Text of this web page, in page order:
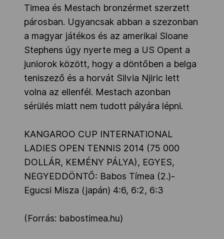
Timea és Mestach bronzérmet szerzett
párosban. Ugyancsak abban a szezonban
a magyar játékos és az amerikai Sloane
Stephens úgy nyerte meg a US Opent a
juniorok között, hogy a döntőben a belga
teniszező és a horvát Silvia Njiric lett
volna az ellenfél. Mestach azonban
sérülés miatt nem tudott pályára lépni.
KANGAROO CUP INTERNATIONAL
LADIES OPEN TENNIS 2014 (75 000
DOLLÁR, KEMÉNY PÁLYA), EGYES,
NEGYEDDÖNTŐ: Babos Tímea (2.)-
Egucsi Misza (japán) 4:6, 6:2, 6:3
(Forrás: babostimea.hu)